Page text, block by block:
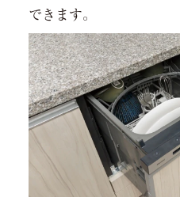
できます。